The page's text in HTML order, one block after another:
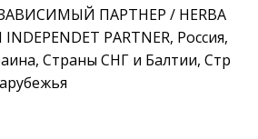
ПАРТНЕР / HERBA
PARTNER, Россия,
Страны СНГ и Балтии, Стр